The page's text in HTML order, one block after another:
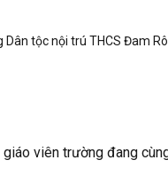
tộc nội trú THCS Đam
giáo viên trường đang